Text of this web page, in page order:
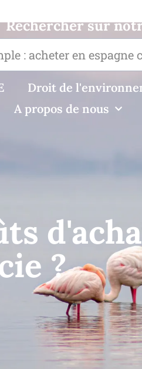
Rechercher sur
Droit de
A propos de nous
?